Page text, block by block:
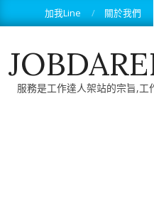
to
加我Line 關於我們
服務是工作達人架站的宗旨,